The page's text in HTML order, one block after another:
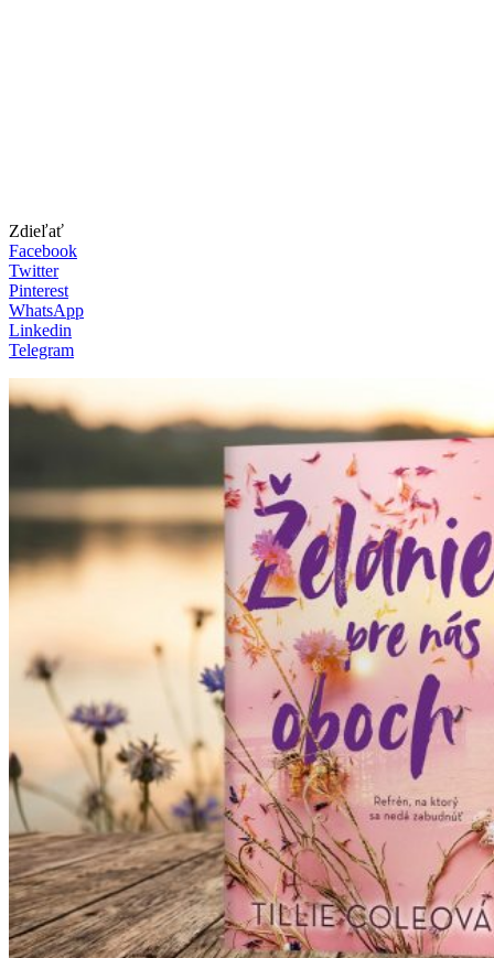
Zdieľať
Facebook
Twitter
Pinterest
WhatsApp
Linkedin
Telegram